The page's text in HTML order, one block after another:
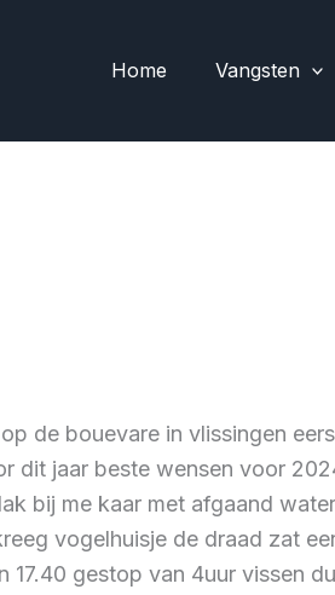
Home Vangsten
de bouevare in vlissingen
dit jaar beste wensen voor
bij me kaar met afgaand
vogelhuisje de draad zat
gestop van 4uur vissen